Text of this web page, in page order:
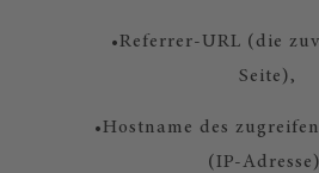
•Referrer-URL (die
Seite),
•Hostname des
(IP-